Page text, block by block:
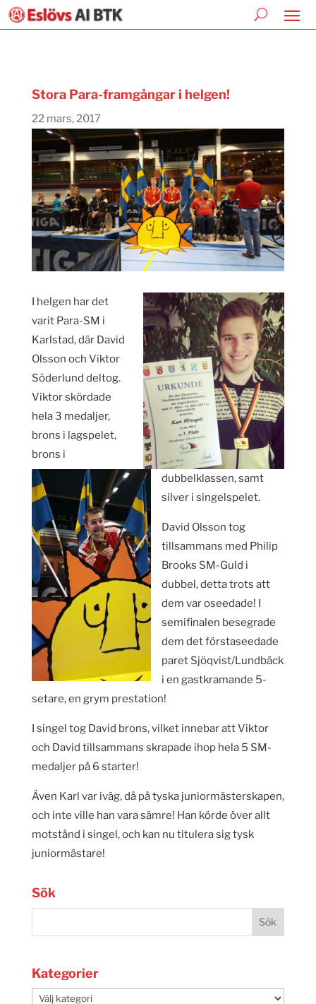
Stora Para-framgångar i helgen!
22 mars, 2017
I helgen har det
varit Para-SM i
Karlstad, där David
Olsson och Viktor
Söderlund deltog.
Viktor skördade
hela 3 medaljer,
brons i lagspelet,
brons i
dubbelklassen, samt
silver i singelspelet.
David Olsson tog
tillsammans med Philip
Brooks SM-Guld i
dubbel, detta trots att
dem var oseedade! I
semifinalen besegrade
dem det förstaseedade
paret Sjöqvist/Lundbäck
i en gastkramande 5-
setare, en grym prestation!
I singel tog David brons, vilket innebar att Viktor
och David tillsammans skrapade ihop hela 5 SM-
medaljer på 6 starter!
Även Karl var iväg, då på tyska juniormästerskapen,
och inte ville han vara sämre! Han körde över allt
motstånd i singel, och kan nu titulera sig tysk
juniormästare!
Sök
Kategorier
Kategorier